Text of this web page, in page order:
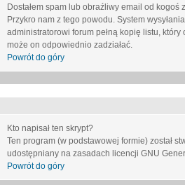
Dostałem spam lub obraźliwy email od kogoś
Przykro nam z tego powodu. System
administratorowi forum pełną kopię listu,
może on odpowiednio zadziałać.
Powrót do góry
Kto napisał ten skrypt?
Ten program (w podstawowej formie) został
udostępniany na zasadach licencji GNU
Powrót do góry